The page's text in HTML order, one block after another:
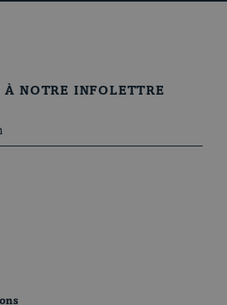
À NOTRE INFOLETTRE